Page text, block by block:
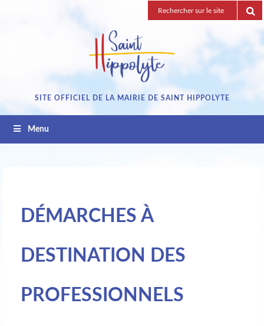
Recherche
pour
SITE OFFICIEL DE LA MAIRIE DE SAINT HIPPOLYTE
Menu
DÉMARCHES À
DESTINATION DES
PROFESSIONNELS